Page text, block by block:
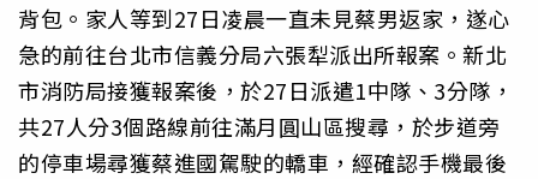
背包。家人等到27日凌晨一直未見蔡男返家，遂心
急的前往台北市信義分局六張犁派出所報案。新北
市消防局接獲報案後，於27日派遣1中隊、3分隊，
共27人分3個路線前往滿月圓山區搜尋，於步道旁
的停車場尋獲蔡進國駕駛的轎車，經確認手機最後